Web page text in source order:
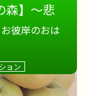
森】～悲
彼岸のおは
上がれる、全
くるんとま
おはぎで秋を
ョン